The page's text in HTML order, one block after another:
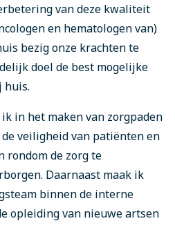
van deze kwaliteit
en hematologen van)
bezig onze krachten te
doel de best mogelijke
huis.
in het maken van zorgpaden
veiligheid van patiënten en
rondom de zorg te
Daarnaast maak ik
binnen de interne
opleiding van nieuwe artsen